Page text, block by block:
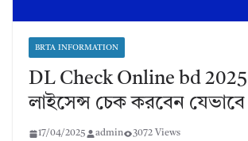
BRTA INFORMATION
DL Check Online bd 2025
লাইসেন্স চেক করবেন যেভাবে
17/04/2025 admin 3072 Views